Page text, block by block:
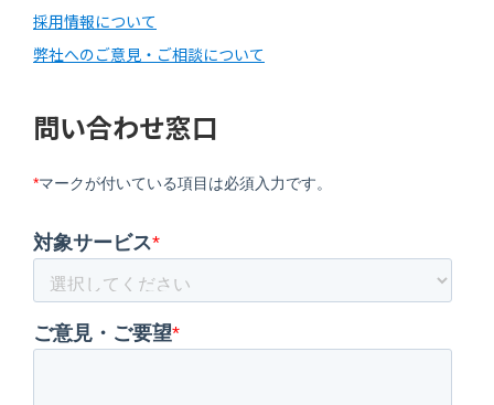
採用情報について
弊社へのご意見・ご相談について
問い合わせ窓口